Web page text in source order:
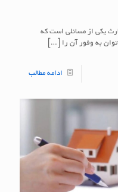
یکی از مسائلی است که
به وفور آن را […]
ادامه مطالب